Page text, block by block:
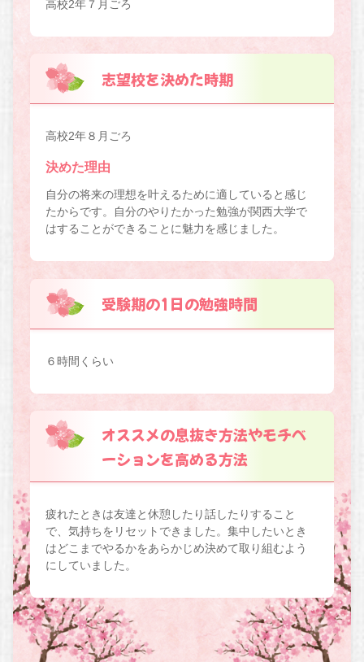
高校2年７月ごろ
志望校を決めた時期
高校2年８月ごろ
決めた理由
自分の将来の理想を叶えるために適していると感じ
たからです。自分のやりたかった勉強が関西大学で
はすることができることに魅力を感じました。
受験期の1日の勉強時間
６時間くらい
オススメの息抜き方法やモチベ
ーションを高める方法
疲れたときは友達と休憩したり話したりすること
で、気持ちをリセットできました。集中したいとき
はどこまでやるかをあらかじめ決めて取り組むよう
にしていました。